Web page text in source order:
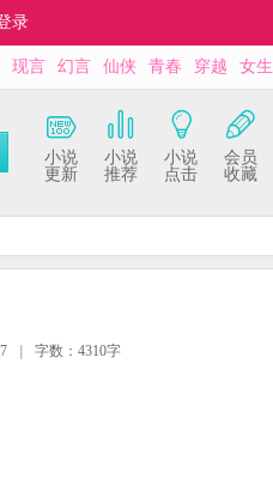
录
现言 幻言 仙侠 青春 穿越 女生
小说
更新
小说
推荐
小说
点击
会员
收藏
字数：4310字